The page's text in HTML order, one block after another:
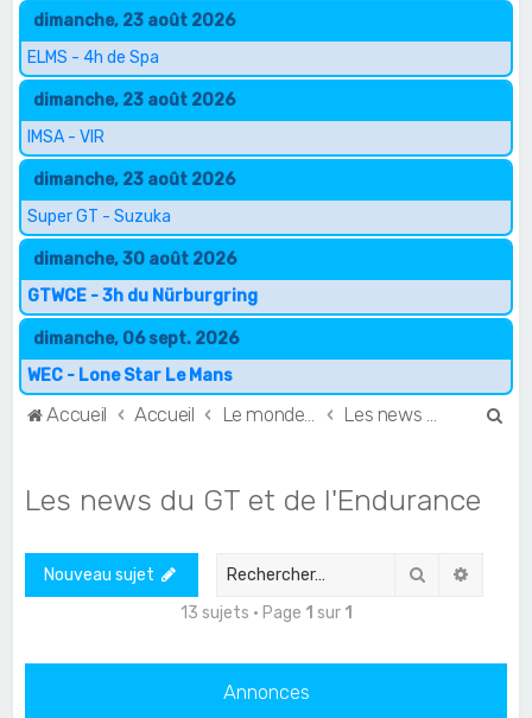
dimanche, 23 août 2026
ELMS - 4h de Spa
dimanche, 23 août 2026
IMSA - VIR
dimanche, 23 août 2026
Super GT - Suzuka
dimanche, 30 août 2026
GTWCE - 3h du Nürburgring
dimanche, 06 sept. 2026
WEC - Lone Star Le Mans
Accueil Accueil
Les news du GT et de l'Endurance
Nouveau sujet Rechercher
13 sujets • Page 1 sur 1
Annonces